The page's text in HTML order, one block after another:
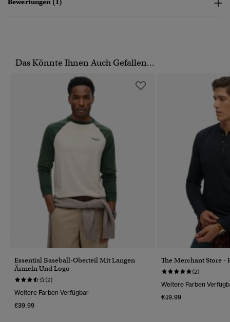
Bewertungen (1)
Das Könnte Ihnen Auch Gefallen...
Essential Baseball-Oberteil Mit Langen
Ärmeln Und Logo
(2)
Weitere Farben Verfügbar
€39.99
The Merchant Store -
(2)
Weitere Farben
€49.99